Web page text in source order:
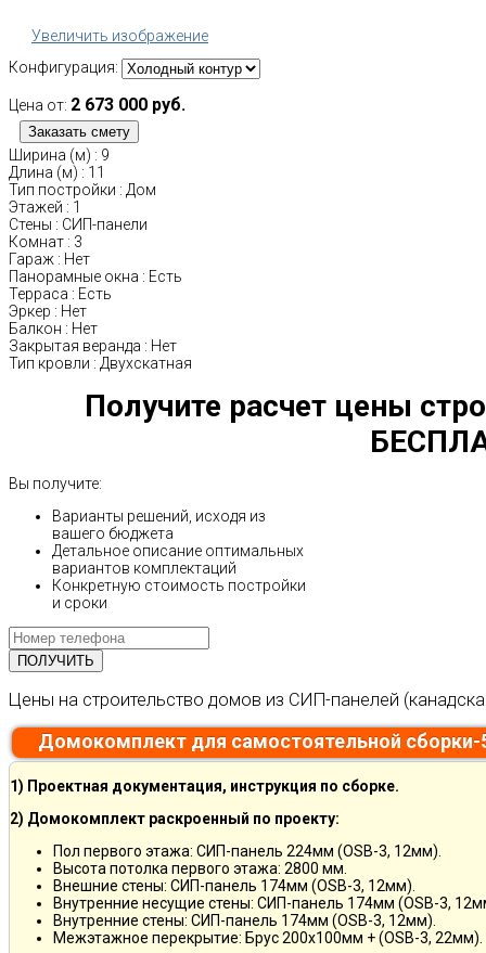
Увеличить изображение
Конфигурация:
Цена от: 2 673 000 руб.
Ширина (м) : 9
Длина (м) : 11
Тип постройки : Дом
Этажей : 1
Стены : СИП-панели
Комнат : 3
Гараж : Нет
Панорамные окна : Есть
Терраса : Есть
Эркер : Нет
Балкон : Нет
Закрытая веранда : Нет
Тип кровли : Двухскатная
Получите расчет цены
Вы получите:
Варианты решений, исходя из
вашего бюджета
Детальное описание оптимальных
вариантов комплектаций
Конкретную стоимость постройки
и сроки
Цены на строительство домов из СИП-панелей
Домокомплект для самостоятельной
1) Проектная документация, инструкция по сборке.
2) Домокомплект раскроенный по проекту:
Пол первого этажа: СИП-панель 224мм (OSB-3, 12мм).
Высота потолка первого этажа: 2800 мм.
Внешние стены: СИП-панель 174мм (OSB-3, 12мм).
Внутренние несущие стены: СИП-панель 174мм (OSB-3,
Внутренние стены: СИП-панель 174мм (OSB-3, 12мм).
Межэтажное перекрытие: Брус 200х100мм + (OSB-3, 22мм).